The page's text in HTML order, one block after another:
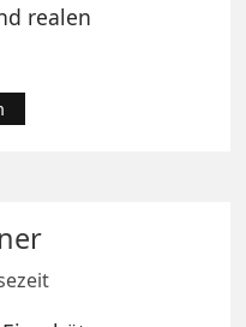
realen